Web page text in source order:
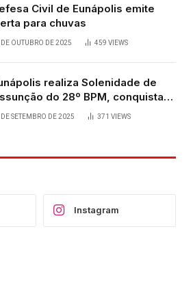
Civil de Eunápolis emite
para chuvas
OUTUBRO DE 2025 459 VIEWS
realiza Solenidade de
do 28º BPM, conquista
por articulação política
SETEMBRO DE 2025 371 VIEWS
Instagram